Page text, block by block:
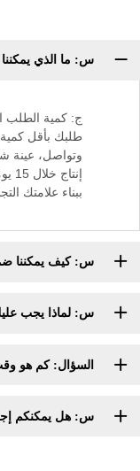
س: ما الذي
طلبك بأقل
وتواصل، عينة
ببناء علامتك
س: كيف يمكننا
س: لماذا يجب
السؤال: كم هو
س: هل يمكنكم